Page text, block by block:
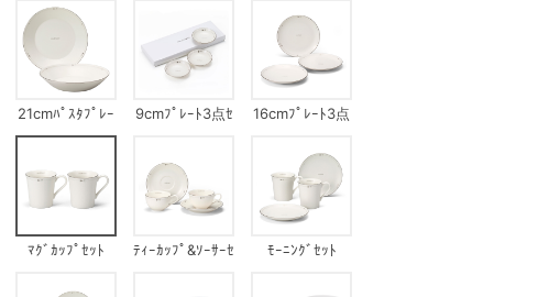
21cmﾊﾟｽﾀﾌﾟﾚｰ
ﾄｾｯﾄ
9cmﾌﾟﾚｰﾄ3点ｾ
16cmﾌﾟﾚｰﾄ3点
ﾏｸﾞｶｯﾌﾟｾｯﾄ
ﾃｨｰｶｯﾌﾟ&ｿｰｻｰｾ
ﾓｰﾆﾝｸﾞｾｯﾄ